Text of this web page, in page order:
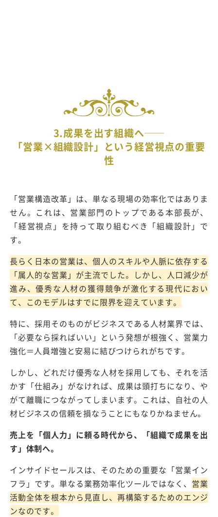
3.成果を出す組織へ──
「営業×組織設計」という経営視点の重要
性
「営業構造改革」は、単なる現場の効率化ではありま
せん。これは、営業部門のトップである本部長が、
「経営視点」を持って取り組むべき「組織設計」 で
す。
長らく日本の営業は、個人のスキルや人脈に依存する
「属人的な営業」が主流でした。しかし、人口減少が
進み、優秀な人材の獲得競争が激化する現代におい
て、このモデルはすでに限界を迎えています。
特に、採用そのものがビジネスである人材業界では、
「必要なら採ればいい」という発想が根強く、営業力
強化＝人員増強と安易に結びつけられがちです。
しかし、どれだけ優秀な人材を採用しても、それを活
かす「仕組み」がなければ、成果は頭打ちになり、や
がて離職につながってしまいます。これは、自社の人
材ビジネスの信頼を損なうことにもなりかねません。
売上を「個人力」に頼る時代から、「組織で成果を出
す」体制へ。
インサイドセールスは、そのための重要な「営業イン
フラ」です。単なる業務効率化ツールではなく、 営業
活動全体を根本から見直し、再構築するためのエンジ
ンなのです。